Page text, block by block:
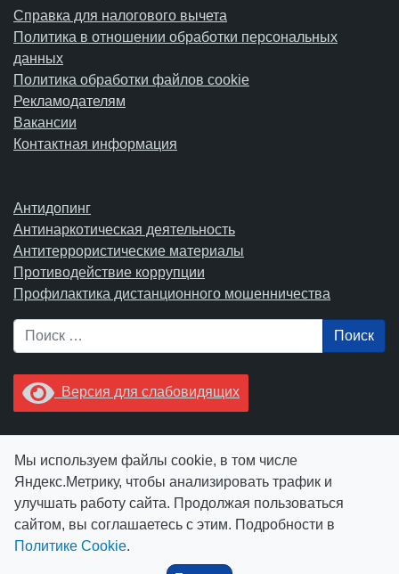
Справка для налогового вычета
Политика в отношении обработки персональных
данных
Политика обработки файлов cookie
Рекламодателям
Вакансии
Контактная информация
Антидопинг
Антинаркотическая деятельность
Антитеррористические материалы
Противодействие коррупции
Профилактика дистанционного мошенничества
Поиск
Версия для слабовидящих
Ctrl+Enter.
© АУ "ЮграМегаСпорт" 2026
Мы используем файлы cookie, в том числе
Яндекс.Метрику, чтобы анализировать трафик и
улучшать работу сайта. Продолжая пользоваться
сайтом, вы соглашаетесь с этим. Подробности в
Политике Cookie.